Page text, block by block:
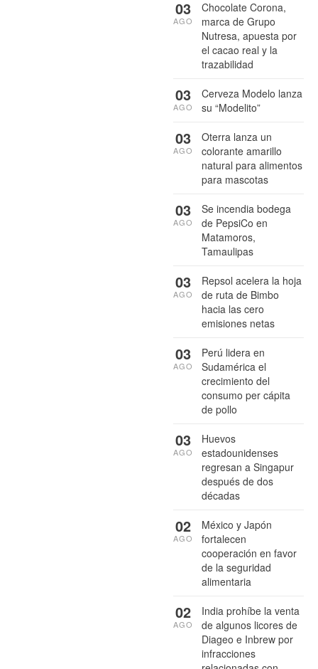
Chocolate Corona,
marca de Grupo
Nutresa, apuesta por
el cacao real y la
trazabilidad
03
AGO
Cerveza Modelo lanza
su “Modelito”
03
AGO
Oterra lanza un
colorante amarillo
natural para alimentos
para mascotas
03
AGO
Se incendia bodega
de PepsiCo en
Matamoros,
Tamaulipas
03
AGO
Repsol acelera la hoja
de ruta de Bimbo
hacia las cero
emisiones netas
03
AGO
Perú lidera en
Sudamérica el
crecimiento del
consumo per cápita
de pollo
03
AGO
Huevos
estadounidenses
regresan a Singapur
después de dos
décadas
03
AGO
México y Japón
fortalecen
cooperación en favor
de la seguridad
alimentaria
02
AGO
India prohíbe la venta
de algunos licores de
Diageo e Inbrew por
infracciones
02
AGO